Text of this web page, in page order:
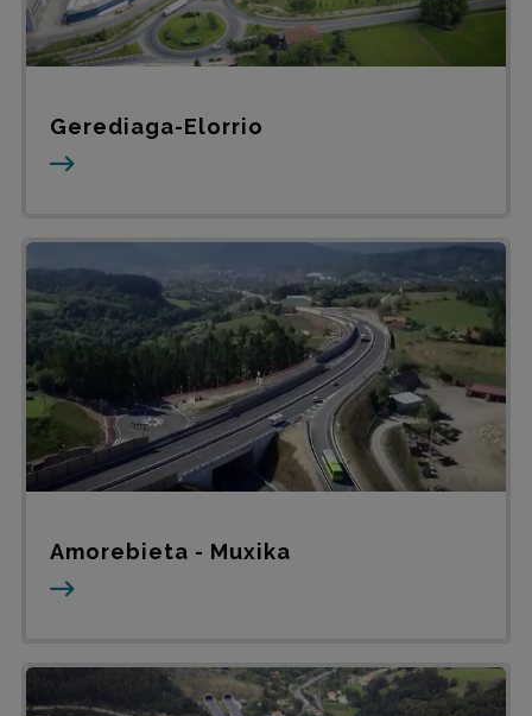
Gerediaga-Elorrio
Amorebieta - Muxika